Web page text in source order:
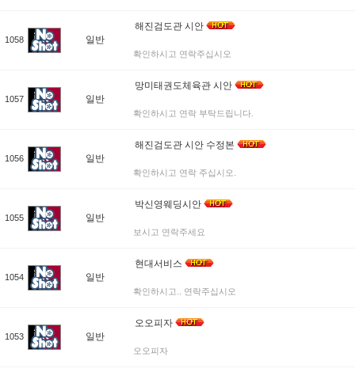
1058 일반
해진검도관 시안
확인하시고 연락주십시오
1057 일반
망미태권도체육관 시안
확인하시고 연락 부탁드립니다.
1056 일반
해진검도관 시안 수정본
확인하시고 연락 주십시오.
1055 일반
박신영웨딩시안
보시고 연락주세요
1054 일반
현대서비스
확인하시고.. 연락주십시오
1053 일반
오오피자
오오피자